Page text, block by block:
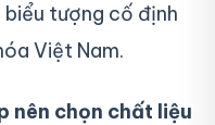
tượng cố định
Việt Nam.
nên chọn chất liệu